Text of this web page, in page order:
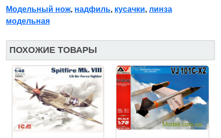
Модельный нож, надфиль, кусачки, линза
модельная
ПОХОЖИЕ ТОВАРЫ